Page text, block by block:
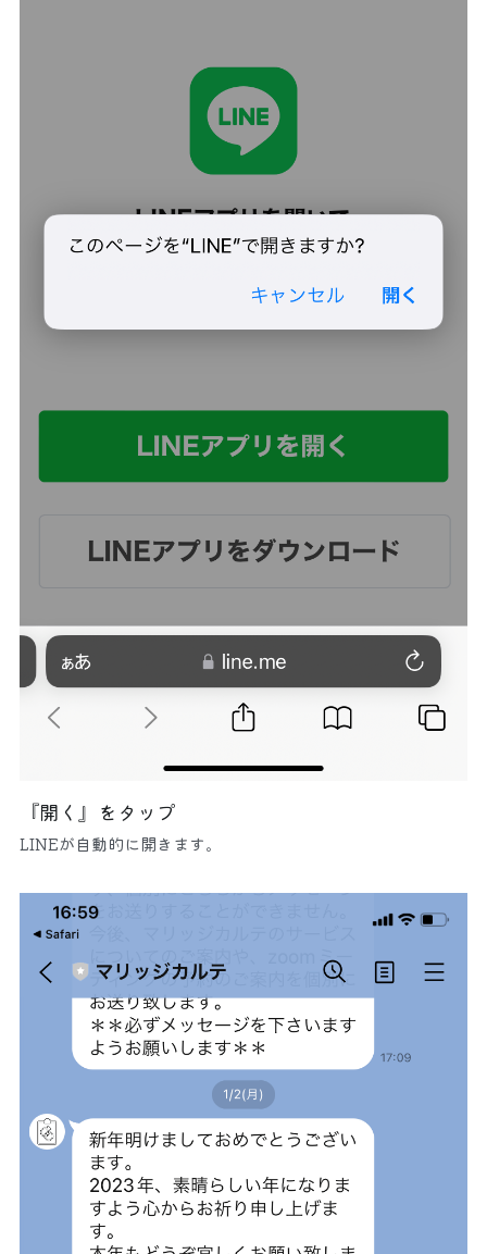
『開く』をタップ
LINEが自動的に開きます。